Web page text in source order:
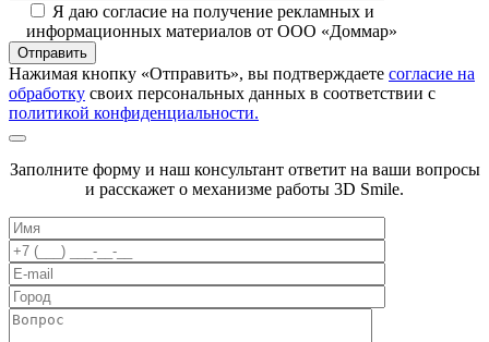
Я даю согласие на получение рекламных и
информационных материалов от ООО «Доммар»
Отправить
Нажимая кнопку «Отправить», вы подтверждаете согласие на
обработку своих персональных данных в соответствии с
политикой конфиденциальности.
Заполните форму и наш консультант ответит на ваши вопросы
и расскажет о механизме работы 3D Smile.